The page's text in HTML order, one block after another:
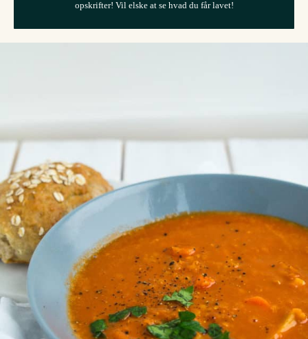
opskrifter! Vil elske at se hvad du får lavet!